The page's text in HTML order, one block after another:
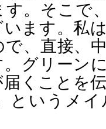
。そこで
ます。私
、直接、
グリーン
くことを
というメ